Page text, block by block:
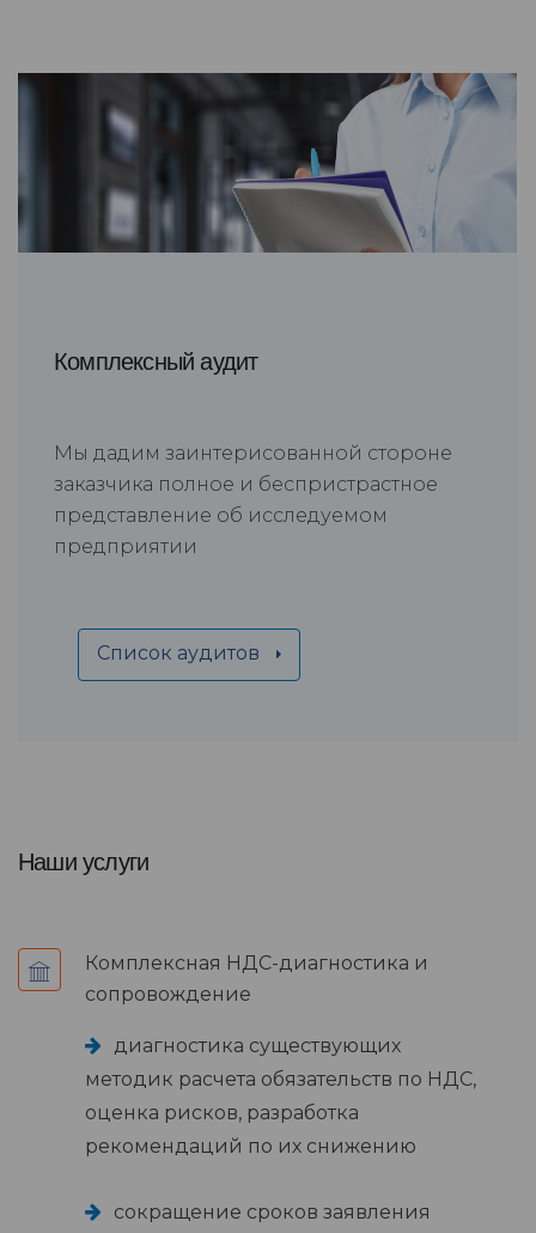
Комплексный аудит
Мы дадим заинтерисованной стороне
заказчика полное и беспристрастное
представление об исследуемом
предприятии
Список аудитов
Наши услуги
Комплексная НДС-диагностика и
сопровождение
диагностика существующих
методик расчета обязательств по НДС,
оценка рисков, разработка
рекомендаций по их снижению
сокращение сроков заявления